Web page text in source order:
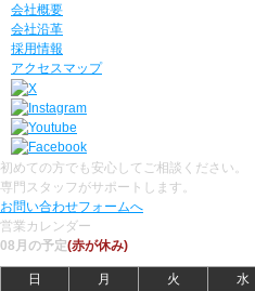
会社概要
会社沿革
採用情報
アクセスマップ
初めての方でも安心してご相談ください。
専門スタッフがサポートします。
お問い合わせフォームへ
営業カレンダー
08月の予定(赤が休み)
日 月 火 水